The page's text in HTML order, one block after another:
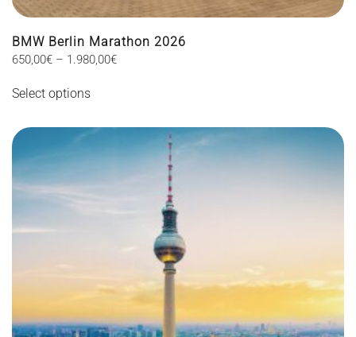
BMW Berlin Marathon 2026
650,00€ – 1.980,00€Price
1.980,00€
Select optionsproduct
variants.
The
options
the
page